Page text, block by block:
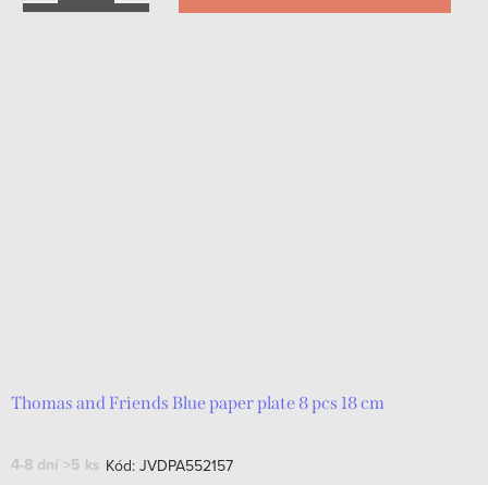
Thomas and Friends Blue paper plate 8 pcs 18 cm
4-8 dní >5 ks Kód: JVDPA552157